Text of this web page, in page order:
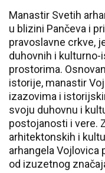
Manastir Svetih
u blizini Pančeva i
pravoslavne crkve,
duhovnih i
prostorima.
istorije, manastir
izazovima i
svoju duhovnu i
postojanosti i vere.
arhitektonskih i
arhangela Vojlovica
od izuzetnog